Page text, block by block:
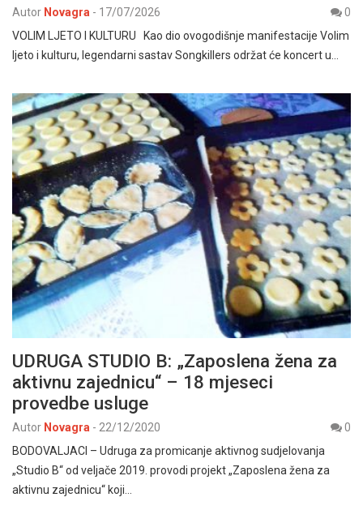
Autor Novagra - 17/07/2026
0
VOLIM LJETO I KULTURU Kao dio ovogodišnje manifestacije Volim
ljeto i kulturu, legendarni sastav Songkillers održat će koncert u…
UDRUGA STUDIO B: „Zaposlena žena za
aktivnu zajednicu“ – 18 mjeseci
provedbe usluge
Autor Novagra - 22/12/2020
0
BODOVALJACI – Udruga za promicanje aktivnog sudjelovanja
„Studio B“ od veljače 2019. provodi projekt „Zaposlena žena za
aktivnu zajednicu“ koji…